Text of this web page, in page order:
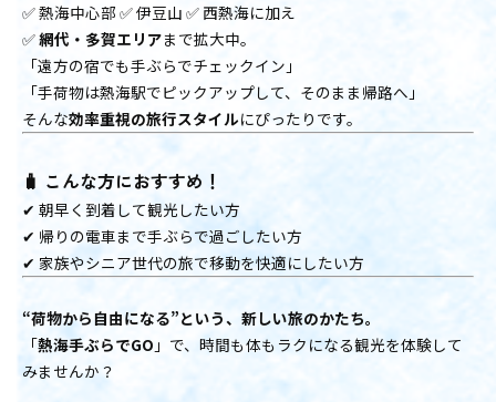
✅ 熱海中心部 ✅ 伊豆山 ✅ 西熱海に加え
✅網代・多賀エリアまで拡大中。
「遠方の宿でも手ぶらでチェックイン」
「手荷物は熱海駅でピックアップして、そのまま帰路へ」
そんな効率重視の旅行スタイルにぴったりです。
🧳 こんな方におすすめ！
✔ 朝早く到着して観光したい方
✔ 帰りの電車まで手ぶらで過ごしたい方
✔ 家族やシニア世代の旅で移動を快適にしたい方
“荷物から自由になる”という、新しい旅のかたち。
「熱海手ぶらでGO 」で、時間も体もラクになる観光を体験して
みませんか？